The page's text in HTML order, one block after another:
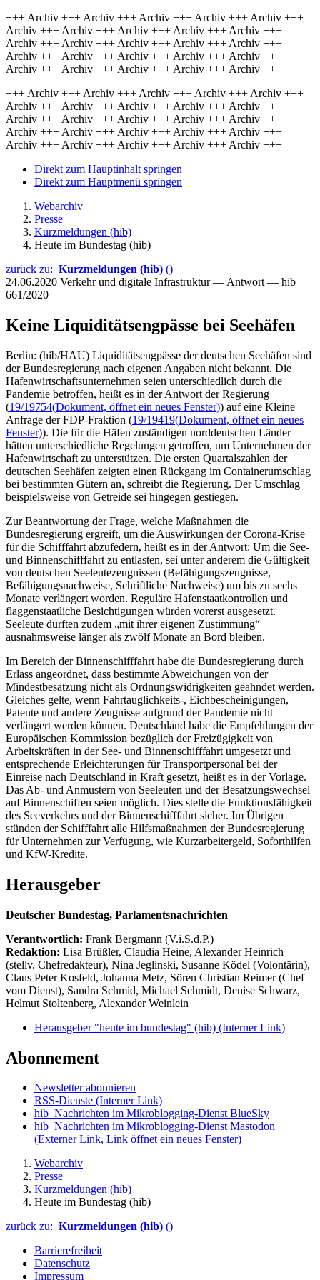
+++ Archiv +++ Archiv +++ Archiv +++ Archiv +++ Archiv +++
Archiv +++ Archiv +++ Archiv +++ Archiv +++ Archiv +++
Archiv +++ Archiv +++ Archiv +++ Archiv +++ Archiv +++
Archiv +++ Archiv +++ Archiv +++ Archiv +++ Archiv +++
Archiv +++ Archiv +++ Archiv +++ Archiv +++ Archiv +++
+++ Archiv +++ Archiv +++ Archiv +++ Archiv +++ Archiv +++
Archiv +++ Archiv +++ Archiv +++ Archiv +++ Archiv +++
Archiv +++ Archiv +++ Archiv +++ Archiv +++ Archiv +++
Archiv +++ Archiv +++ Archiv +++ Archiv +++ Archiv +++
Archiv +++ Archiv +++ Archiv +++ Archiv +++ Archiv +++
Direkt zum Hauptinhalt springen
Direkt zum Hauptmenü springen
Webarchiv
Presse
Kurzmeldungen (hib)
Heute im Bundestag (hib)
zurück zu: Kurzmeldungen (hib) ()
24.06.2020 Verkehr und digitale Infrastruktur — Antwort — hib
661/2020
Keine Liquiditätsengpässe bei Seehäfen
Berlin: (hib/HAU) Liquiditätsengpässe der deutschen Seehäfen sind
der Bundesregierung nach eigenen Angaben nicht bekannt. Die
Hafenwirtschaftsunternehmen seien unterschiedlich durch die
Pandemie betroffen, heißt es in der Antwort der Regierung
(19/19754(Dokument, öffnet ein neues Fenster)) auf eine Kleine
Anfrage der FDP-Fraktion (19/19419(Dokument, öffnet ein neues
Fenster)). Die für die Häfen zuständigen norddeutschen Länder
hätten unterschiedliche Regelungen getroffen, um Unternehmen der
Hafenwirtschaft zu unterstützen. Die ersten Quartalszahlen der
deutschen Seehäfen zeigten einen Rückgang im Containerumschlag
bei bestimmten Gütern an, schreibt die Regierung. Der Umschlag
beispielsweise von Getreide sei hingegen gestiegen.
Zur Beantwortung der Frage, welche Maßnahmen die
Bundesregierung ergreift, um die Auswirkungen der Corona-Krise
für die Schifffahrt abzufedern, heißt es in der Antwort: Um die See-
und Binnenschifffahrt zu entlasten, sei unter anderem die Gültigkeit
von deutschen Seeleutezeugnissen (Befähigungszeugnisse,
Befähigungsnachweise, Schriftliche Nachweise) um bis zu sechs
Monate verlängert worden. Reguläre Hafenstaatkontrollen und
flaggenstaatliche Besichtigungen würden vorerst ausgesetzt.
Seeleute dürften zudem „mit ihrer eigenen Zustimmung“
ausnahmsweise länger als zwölf Monate an Bord bleiben.
Im Bereich der Binnenschifffahrt habe die Bundesregierung durch
Erlass angeordnet, dass bestimmte Abweichungen von der
Mindestbesatzung nicht als Ordnungswidrigkeiten geahndet werden.
Gleiches gelte, wenn Fahrtauglichkeits-, Eichbescheinigungen,
Patente und andere Zeugnisse aufgrund der Pandemie nicht
verlängert werden können. Deutschland habe die Empfehlungen der
Europäischen Kommission bezüglich der Freizügigkeit von
Arbeitskräften in der See- und Binnenschifffahrt umgesetzt und
entsprechende Erleichterungen für Transportpersonal bei der
Einreise nach Deutschland in Kraft gesetzt, heißt es in der Vorlage.
Das Ab- und Anmustern von Seeleuten und der Besatzungswechsel
auf Binnenschiffen seien möglich. Dies stelle die Funktionsfähigkeit
des Seeverkehrs und der Binnenschifffahrt sicher. Im Übrigen
stünden der Schifffahrt alle Hilfsmaßnahmen der Bundesregierung
für Unternehmen zur Verfügung, wie Kurzarbeitergeld, Soforthilfen
und KfW-Kredite.
Herausgeber
Deutscher Bundestag, Parlamentsnachrichten
Verantwortlich: Frank Bergmann (V.i.S.d.P.)
Redaktion: Lisa Brüßler, Claudia Heine, Alexander Heinrich
(stellv. Chefredakteur), Nina Jeglinski, Susanne Ködel (Volontärin),
Claus Peter Kosfeld, Johanna Metz, Sören Christian Reimer (Chef
vom Dienst), Sandra Schmid, Michael Schmidt, Denise Schwarz,
Helmut Stoltenberg, Alexander Weinlein
Herausgeber "heute im bundestag" (hib) (Interner Link)
Abonnement
Newsletter abonnieren
RSS-Dienste (Interner Link)
hib_Nachrichten im Mikroblogging-Dienst BlueSky
hib_Nachrichten im Mikroblogging-Dienst Mastodon
(Externer Link, Link öffnet ein neues Fenster)
Webarchiv
Presse
Kurzmeldungen (hib)
Heute im Bundestag (hib)
zurück zu: Kurzmeldungen (hib) ()
Barrierefreiheit
Datenschutz
Impressum